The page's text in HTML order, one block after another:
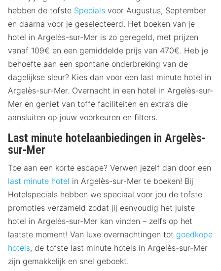
hebben de tofste Specials voor Augustus, September
en daarna voor je geselecteerd. Het boeken van je
hotel in Argelès-sur-Mer is zo geregeld, met prijzen
vanaf 109€ en een gemiddelde prijs van 470€. Heb je
behoefte aan een spontane onderbreking van de
dagelijkse sleur? Kies dan voor een last minute hotel in
Argelès-sur-Mer. Overnacht in een hotel in Argelès-sur-
Mer en geniet van toffe faciliteiten en extra’s die
aansluiten op jouw voorkeuren en filters.
Last minute hotelaanbiedingen in Argelès-
sur-Mer
Toe aan een korte escape? Verwen jezelf dan door een
last minute hotel in Argelès-sur-Mer te boeken! Bij
Hotelspecials hebben we speciaal voor jou de tofste
promoties verzameld zodat jij eenvoudig het juiste
hotel in Argelès-sur-Mer kan vinden – zelfs op het
laatste moment! Van luxe overnachtingen tot goedkope
hotels, de tofste last minute hotels in Argelès-sur-Mer
zijn gemakkelijk en snel geboekt.